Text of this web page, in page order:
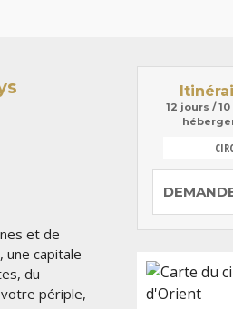
et de
capitale
du
périple,
12 jours /